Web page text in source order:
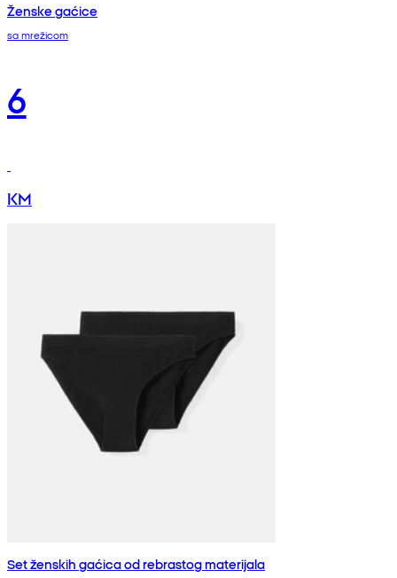
Ženske gaćice
sa mrežicom
6
KM
Set ženskih gaćica od rebrastog materijala